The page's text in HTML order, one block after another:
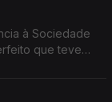
à Sociedade
que teve